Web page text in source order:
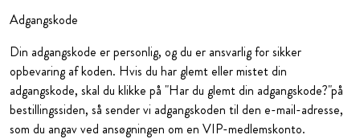
Adgangskode
Din adgangskode er personlig, og du er ansvarlig for sikker
opbevaring af koden. Hvis du har glemt eller mistet din
adgangskode, skal du klikke på "Har du glemt din adgangskode?"på
bestillingssiden, så sender vi adgangskoden til den e-mail-adresse,
som du angav ved ansøgningen om en VIP-medlemskonto.